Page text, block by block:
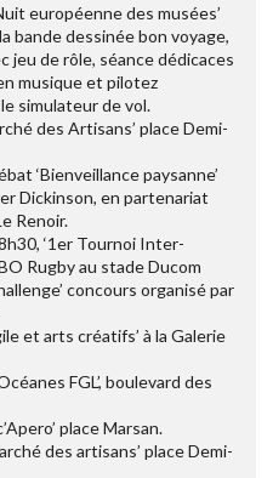
européenne des musées’
bande dessinée bon voyage,
jeu de rôle, séance dédicaces
musique et pilotez
simulateur de vol.
des Artisans’ place Demi-
‘Bienveillance paysanne’
Dickinson, en partenariat
Renoir.
‘1er Tournoi Inter-
Rugby au stade Ducom
concours organisé par
et arts créatifs’ à la Galerie
FGL’, boulevard des
place Marsan.
des artisans’ place Demi-